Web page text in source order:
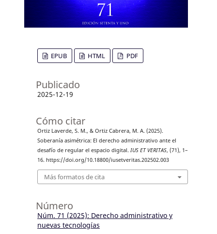
EPUB HTML PDF
Publicado
2025-12-19
Cómo citar
Ortiz Laverde, S. M., & Ortiz Cabrera, M. A. (2025).
Soberanía asimétrica: El derecho administrativo ante el
desafío de regular el espacio digital. IUS ET VERITAS, (71), 1–
16. https://doi.org/10.18800/iusetveritas.202502.003
Más formatos de cita
Número
Núm. 71 (2025): Derecho administrativo y
nuevas tecnologías